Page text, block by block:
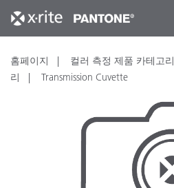
홈페이지 컬러 측정 제품 카테고리
리
Transmission Cuvette